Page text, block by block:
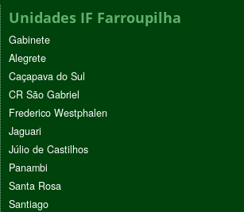
Unidades IF Farroupilha
Gabinete
Alegrete
Caçapava do Sul
CR São Gabriel
Frederico Westphalen
Jaguari
Júlio de Castilhos
Panambi
Santa Rosa
Santiago